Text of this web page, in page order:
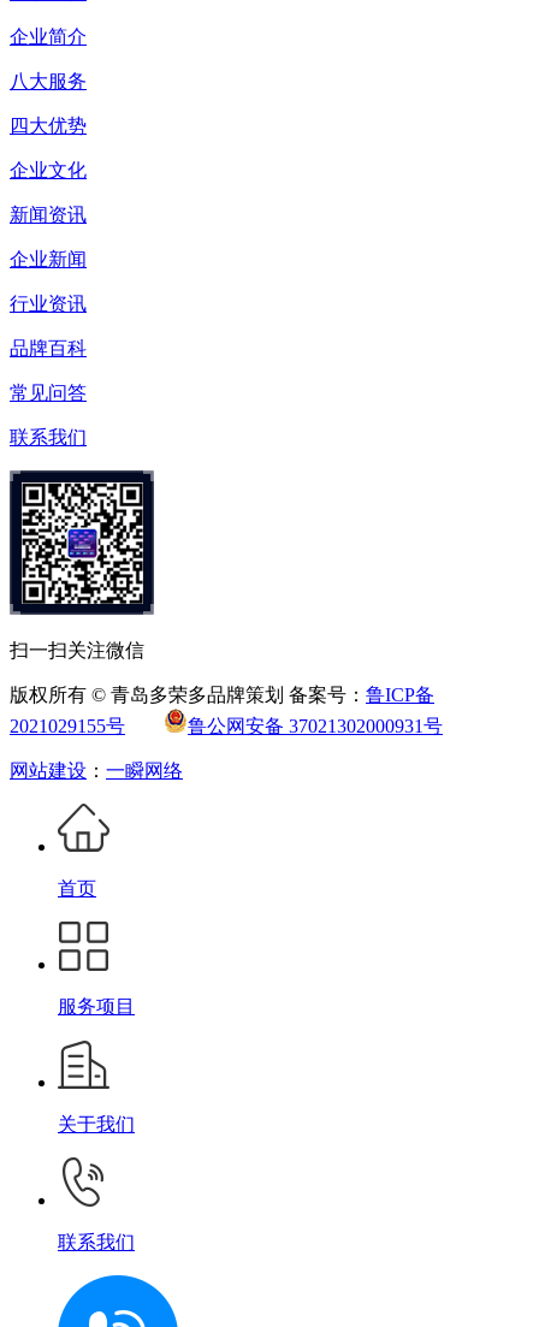
企业简介
八大服务
四大优势
企业文化
新闻资讯
企业新闻
行业资讯
品牌百科
常见问答
联系我们
扫一扫关注微信
版权所有 © 青岛多荣多品牌策划 备案号： 鲁ICP备
2021029155号
鲁公网安备 37021302000931号
网站建设 ： 一瞬网络
首页
服务项目
关于我们
联系我们